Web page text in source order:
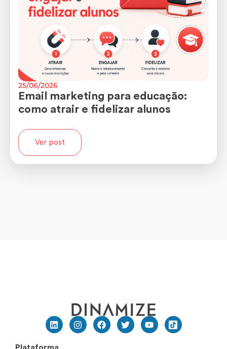
25/06/2026
Email marketing para educação:
como atrair e fidelizar alunos
Ver post